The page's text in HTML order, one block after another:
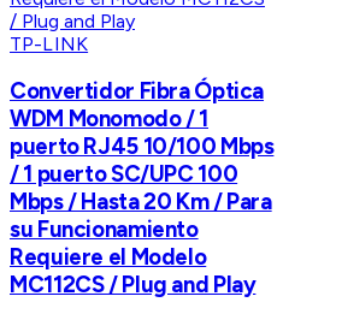
TP-LINK
Convertidor Fibra Óptica
WDM Monomodo / 1
puerto RJ45 10/100 Mbps
/ 1 puerto SC/UPC 100
Mbps / Hasta 20 Km / Para
su Funcionamiento
Requiere el Modelo
MC112CS / Plug and Play